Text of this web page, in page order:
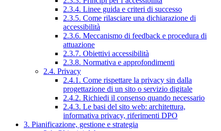
2.3.4. Linee guida e criteri di successo
2.3.5. Come rilasciare una dichiarazione di
accessibilità
2.3.6. Meccanismo di feedback e procedura di
attuazione
2.3.7. Obiettivi accessibilità
2.3.8. Normativa e approfondimenti
2.4. Privacy
2.4.1. Come rispettare la privacy sin dalla
progettazione di un sito o servizio digitale
2.4.2. Richiedi il consenso quando necessario
2.4.3. Le basi del sito web: architettura,
informativa privacy, riferimenti DPO
3. Pianificazione, gestione e strategia